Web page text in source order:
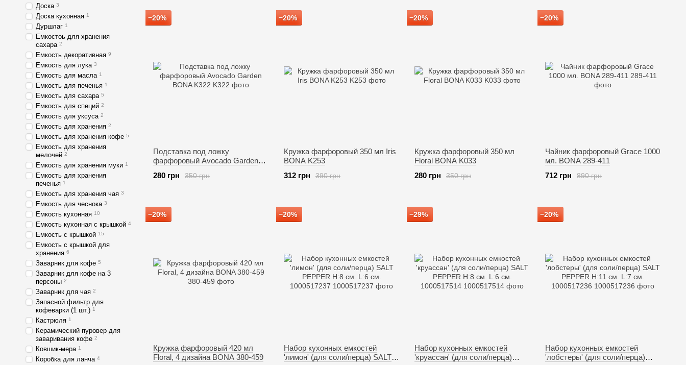
−20%
Подставка под ложку
фарфоровый Avocado Garden
350 грн
280 грн
−20%
Кружка фарфоровый 350 мл Iris
BONA K253
390 грн
312 грн
−20%
Кружка фарфоровый 350 мл
Floral BONA K033
350 грн
280 грн
−20%
Чайник фарфоровый Grace 1000
мл. BONA 289-411
890 грн
712 грн
−20%
Кружка фарфоровый 420 мл
Floral, 4 дизайна BONA 380-459
−20%
Набор кухонных емкостей
'лимон' (для соли/перца) SALT
−29%
Набор кухонных емкостей
'круассан' (для соли/перца)
−20%
Набор кухонных емкостей
'лобстеры' (для соли/перца)
Доска 3
Доска кухонная 1
Дуршлаг 1
Емкостоь для хранения
сахара 2
Емкость декоративная 9
Емкость для лука 3
Емкость для масла 1
Емкость для печенья 1
Емкость для сахара 5
Емкость для специй 2
Емкость для уксуса 2
Емкость для хранения 2
Емкость для хранения кофе 5
Емкость для хранения
мелочей 2
Емкость для хранения муки 1
Емкость для хранения
печенья 1
Емкость для хранения чая 3
Емкость для чеснока 3
Емкость кухонная 10
Емкость кухонная с крышкой 4
Емкость с крышкой 15
Емкость с крышкой для
хранения 6
Заварник для кофе 5
Заварник для кофе на 3
персоны 2
Заварник для чая 2
Запасной фильтр для
кофеварки (1 шт.) 1
Кастрюля 1
Керамический пуровер для
заваривания кофе 2
Ковшик-мера 1
Коробка для ланча 4